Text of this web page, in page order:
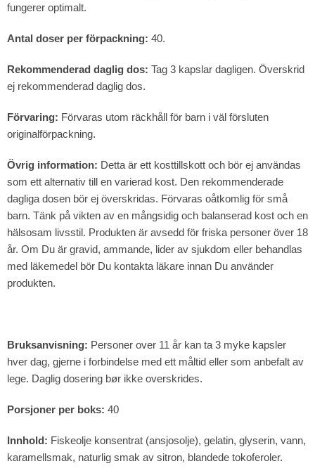
fungerer optimalt.
Antal doser per förpackning: 40.
Rekommenderad daglig dos: Tag 3 kapslar dagligen. Överskrid
ej rekommenderad daglig dos.
Förvaring: Förvaras utom räckhåll för barn i väl försluten
originalförpackning.
Övrig information: Detta är ett kosttillskott och bör ej användas
som ett alternativ till en varierad kost. Den rekommenderade
dagliga dosen bör ej överskridas. Förvaras oåtkomlig för små
barn. Tänk på vikten av en mångsidig och balanserad kost och en
hälsosam livsstil. Produkten är avsedd för friska personer över 18
år. Om Du är gravid, ammande, lider av sjukdom eller behandlas
med läkemedel bör Du kontakta läkare innan Du använder
produkten.
Bruksanvisning: Personer over 11 år kan ta 3 myke kapsler
hver dag, gjerne i forbindelse med ett måltid eller som anbefalt av
lege. Daglig dosering bør ikke overskrides.
Porsjoner per boks: 40
Innhold: Fiskeolje konsentrat (ansjosolje), gelatin, glyserin, vann,
karamellsmak, naturlig smak av sitron, blandede tokoferoler.